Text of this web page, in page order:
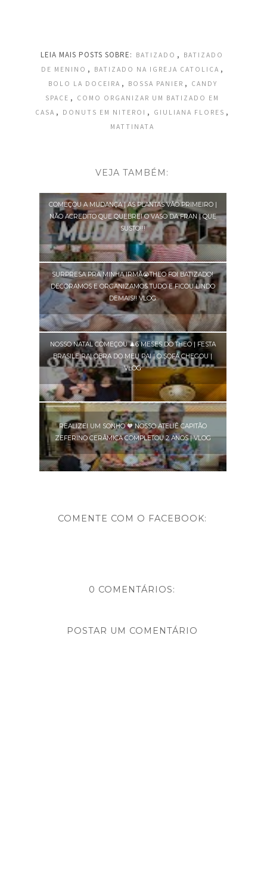
LEIA MAIS POSTS SOBRE: BATIZADO ,
BATIZADO
DE MENINO , BATIZADO NA IGREJA CATOLICA ,
BOLO LA DOCEIRA , BOSSA PANIER ,
CANDY
SPACE ,
COMO ORGANIZAR UM BATIZADO EM
CASA , DONUTS EM NITEROI , GIULIANA FLORES ,
MATTINATA
VEJA TAMBÉM:
COMEÇOU A MUDANÇA | AS PLANTAS VÃO PRIMEIRO |
NÃO ACREDITO QUE QUEBREI O VASO DA FRAN | QUE
SUSTO!!!
SURPRESA PRA MINHA IRMÃ😭THEO FOI BATIZADO!
DECORAMOS E ORGANIZAMOS TUDO E FICOU LINDO
DEMAIS!! VLOG
NOSSO NATAL COMEÇOU 🎄6 MESES DO THEO | FESTA
BRASILEIRA| OBRA DO MEU PAI | O SOFÁ CHEGOU |
VLOG
REALIZEI UM SONHO 🧡 NOSSO ATELIÊ CAPITÃO
ZEFERINO CERÂMICA COMPLETOU 2 ANOS | VLOG
COMENTE COM O FACEBOOK:
0 COMENTÁRIOS:
POSTAR UM COMENTÁRIO